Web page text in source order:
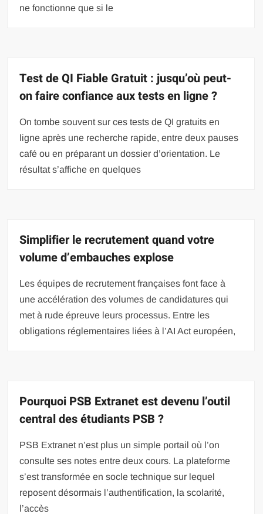
ne fonctionne que si le
Test de QI Fiable Gratuit : jusqu’où peut-
on faire confiance aux tests en ligne ?
On tombe souvent sur ces tests de QI gratuits en
ligne après une recherche rapide, entre deux pauses
café ou en préparant un dossier d’orientation. Le
résultat s’affiche en quelques
Simplifier le recrutement quand votre
volume d’embauches explose
Les équipes de recrutement françaises font face à
une accélération des volumes de candidatures qui
met à rude épreuve leurs processus. Entre les
obligations réglementaires liées à l’AI Act européen,
Pourquoi PSB Extranet est devenu l’outil
central des étudiants PSB ?
PSB Extranet n’est plus un simple portail où l’on
consulte ses notes entre deux cours. La plateforme
s’est transformée en socle technique sur lequel
reposent désormais l’authentification, la scolarité,
l’accès